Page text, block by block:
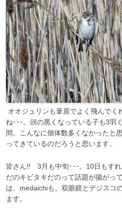
オオジュリンも葦原でよく飛んでく
ね･･･。頭の黒くなっている子も3羽
間、こんなに個体数多くなかったと
ってきているのだろうと思います。
皆さん!! 3月も中旬･･･。10日もす
だのキビタキだのって話題が揚がっ
は、medaichiも、双眼鏡とデジスコ
ます。